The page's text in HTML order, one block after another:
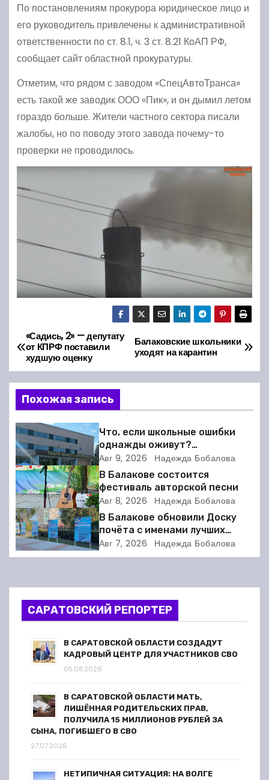
По постановлениям прокурора юридическое лицо и
его руководитель привлечены к административной
ответственности по ст. 8.1, ч. 3 ст. 8.21 КоАП РФ,
сообщает сайт областной прокуратуры.
Отметим, что рядом с заводом «СпецАвтоТранса»
есть такой же заводик ООО «Пик», и он дымил летом
гораздо больше. Жители частного сектора писали
жалобы, но по поводу этого завода почему-то
проверки не проводилось.
Н
а
в
и
г
а
ц
и
я
о
з
Балаковские школьники
уходят на карантин
«Садись, 2» — депутату
от КПРФ поставили
худшую оценку
Похожая запись
Что, если школьные ошибки
однажды оживут?
Балаковский ТЮЗ готовит
премьеру
Авг 9, 2026 Надежда Бобалова
В Балакове состоится
фестиваль авторской песни
Авг 8, 2026 Надежда Бобалова
В Балакове обновили Доску
почёта с именами лучших
спортсменов. Фото
Авг 7, 2026 Надежда Бобалова
САРАТОВСКИЙ РЕПОРТЕР
В САРАТОВСКОЙ ОБЛАСТИ СОЗДАДУТ
КАДРОВЫЙ ЦЕНТР ДЛЯ УЧАСТНИКОВ СВО
05.08.2026
В САРАТОВСКОЙ ОБЛАСТИ МАТЬ,
ЛИШЁННАЯ РОДИТЕЛЬСКИХ ПРАВ,
ПОЛУЧИЛА 15 МИЛЛИОНОВ РУБЛЕЙ ЗА
СЫНА, ПОГИБШЕГО В СВО
27.07.2026
НЕТИПИЧНАЯ СИТУАЦИЯ: НА ВОЛГЕ